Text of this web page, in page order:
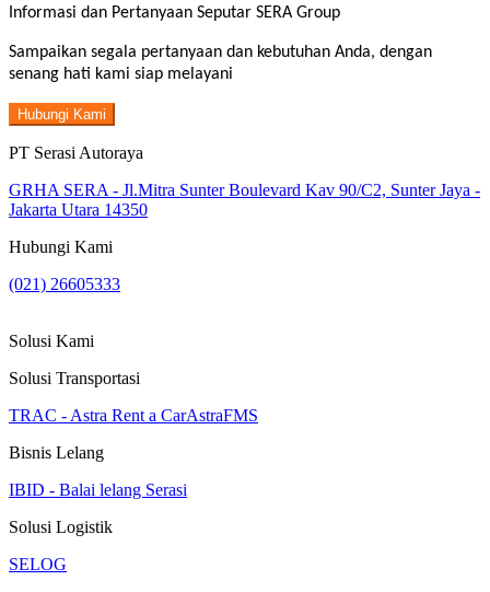
Informasi dan Pertanyaan Seputar SERA Group
Sampaikan segala pertanyaan dan kebutuhan Anda, dengan
senang hati kami siap melayani
Hubungi Kami
PT Serasi Autoraya
GRHA SERA - Jl.Mitra Sunter Boulevard Kav 90/C2, Sunter Jaya -
Jakarta Utara 14350
Hubungi Kami
(021) 26605333
Solusi Kami
Solusi Transportasi
TRAC - Astra Rent a CarAstraFMS
Bisnis Lelang
IBID - Balai lelang Serasi
Solusi Logistik
SELOG